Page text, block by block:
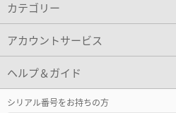
カテゴリー
アカウントサービス
ヘルプ＆ガイド
シリアル番号をお持ちの方